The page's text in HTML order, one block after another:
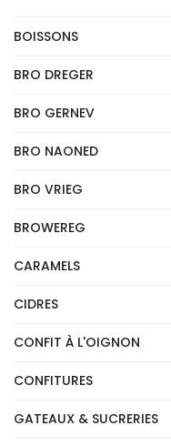
BOISSONS
BRO DREGER
BRO GERNEV
BRO NAONED
BRO VRIEG
BROWEREG
CARAMELS
CIDRES
CONFIT À L'OIGNON
CONFITURES
GATEAUX & SUCRERIES